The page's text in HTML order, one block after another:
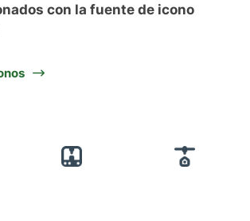
con la fuente de icono